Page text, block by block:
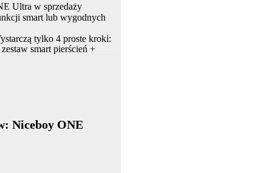
Ultra w sprzedaży
smart lub wygodnych
smart pierścień +
tylko 4 proste kroki:
Niceboy ONE